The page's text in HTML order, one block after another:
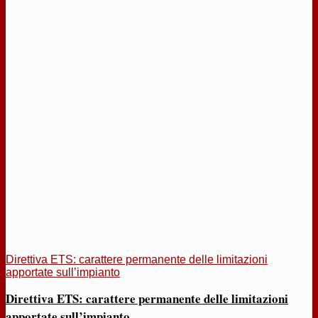
Direttiva ETS: carattere permanente delle limitazioni
apportate sull’impianto
Direttiva ETS: carattere permanente delle limitazioni